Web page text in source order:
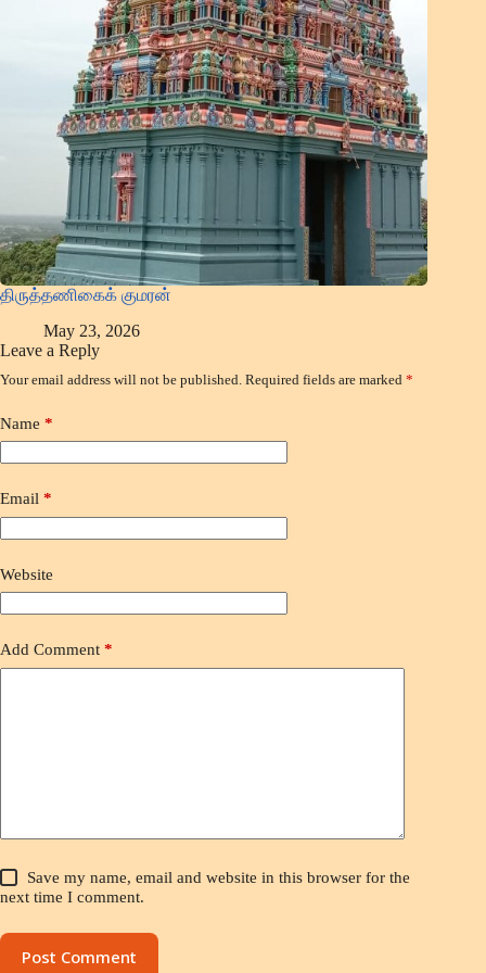
திருத்தணிகைக் குமரன்
May 23, 2026
Leave a Reply
Your email address will not be published. Required fields are marked *
Name *
Email *
Website
Add Comment *
Save my name, email and website in this browser for the
next time I comment.
Post Comment